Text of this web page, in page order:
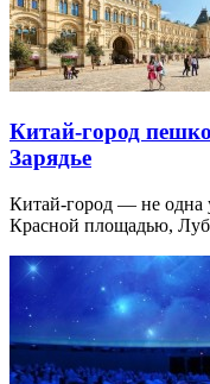
Китай-город
Зарядье
Китай-город — не одна
Красной площадью,